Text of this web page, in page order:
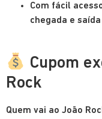
Com fácil
chegada e saída
Cupom
Rock
Quem vai ao João